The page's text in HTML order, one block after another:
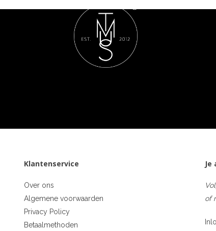
Klantenservice
Over ons
Algemene voorwaarden
Privacy Policy
Betaalmethoden
Je
of